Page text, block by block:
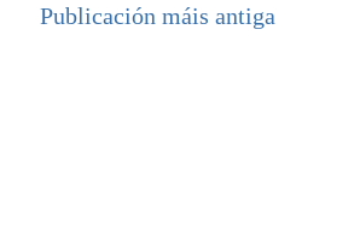
Publicación máis antiga